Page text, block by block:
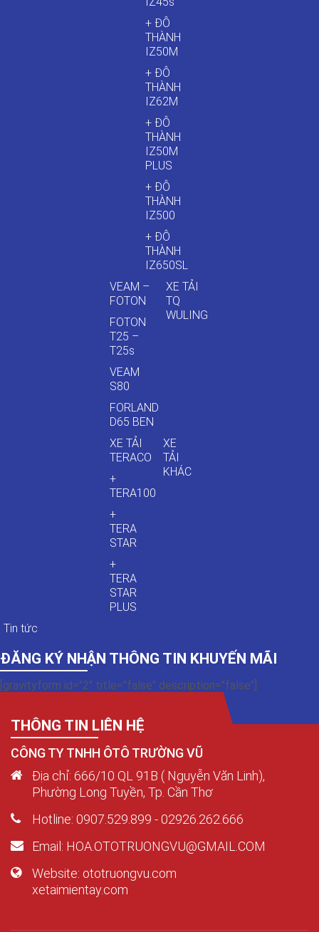
+ ĐÔ
THÀNH
IZ50M
+ ĐÔ
THÀNH
IZ62M
+ ĐÔ
THÀNH
IZ50M
PLUS
+ ĐÔ
THÀNH
IZ500
+ ĐÔ
THÀNH
IZ650SL
VEAM –
FOTON
FOTON
T25 –
T25s
VEAM
S80
FORLAND
D65 BEN
XE TẢI
TQ
WULING
XE TẢI
TERACO
+
TERA100
+
TERA
STAR
+
TERA
STAR
PLUS
XE
TẢI
KHÁC
Tin tức
ĐĂNG KÝ NHẬN THÔNG TIN KHUYẾN MÃI
[gravityform id="2" title="false" description="false"]
THÔNG TIN LIÊN HỆ
CÔNG TY TNHH ÔTÔ TRƯỜNG VŨ
Địa chỉ: 666/10 QL 91B ( Nguyễn Văn Linh),
Phường Long Tuyền, Tp. Cần Thơ
Hotline: 0907.529.899 - 02926.262.666
Email: HOA.OTOTRUONGVU@GMAIL.COM
Website: ototruongvu.com
xetaimientay.com